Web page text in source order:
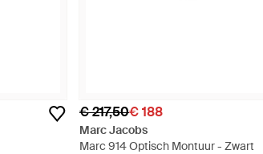
€ 217,50€ 188
Marc Jacobs
Marc 914 Optisch Montuur - Zwart